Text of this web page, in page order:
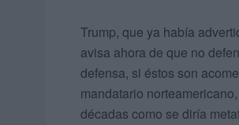
Trump, que ya había
avisa ahora de que no
defensa, si éstos son
mandatario
décadas como se diría